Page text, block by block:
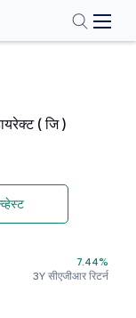
( जि )
7.44%
3Y सीएजीआर रिटर्न